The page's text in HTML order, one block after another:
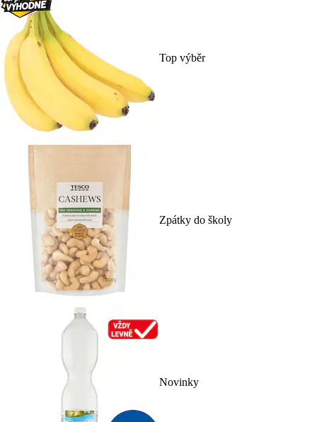
Top výběr
Zpátky do školy
Novinky